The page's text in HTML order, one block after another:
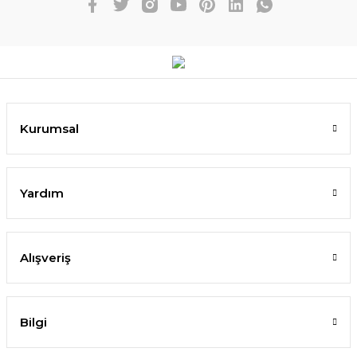
Kurumsal
Yardım
Alışveriş
Bilgi